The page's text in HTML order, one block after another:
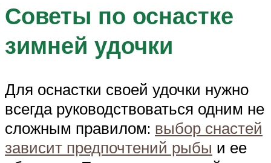
Советы по оснастке
зимней удочки
Для оснастки своей удочки нужно
всегда руководствоваться одним не
сложным правилом: выбор снастей
зависит предпочтений рыбы и ее